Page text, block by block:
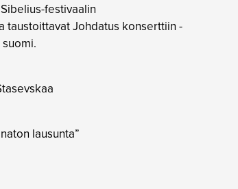
festivaalin
Johdatus konserttiin -
lausunta”